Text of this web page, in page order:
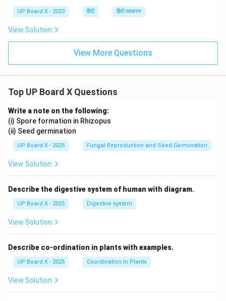
UP Board X - 2023 हिंदी हिंदी व्याकरण
View Solution
View More Questions
Top UP Board X Questions
Write a note on the following:
(i) Spore formation in Rhizopus
(ii) Seed germination
UP Board X - 2025 Fungal Reproduction and Seed Germination
View Solution
Describe the digestive system of human with diagram.
UP Board X - 2025 Digestive system
View Solution
Describe co-ordination in plants with examples.
UP Board X - 2025 Coordination In Plants
View Solution